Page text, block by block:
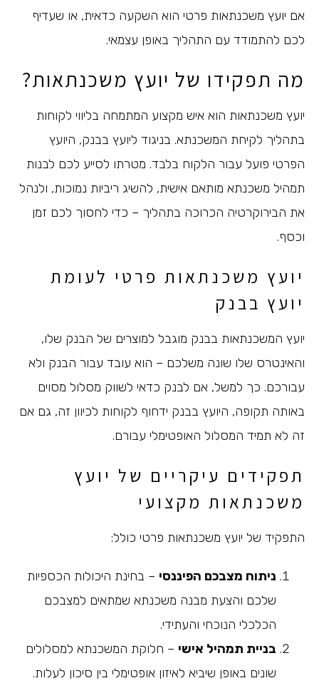
אם יועץ משכנתאות פרטי הוא השקעה כדאית, או שעדיף
לכם להתמודד עם התהליך באופן עצמאי.
מה תפקידו של יועץ משכנתאות?
יועץ משכנתאות הוא איש מקצוע המתמחה בליווי לקוחות
בתהליך לקיחת המשכנתא. בניגוד ליועץ בבנק, היועץ
הפרטי פועל עבור הלקוח בלבד. מטרתו לסייע לכם לבנות
תמהיל משכנתא מותאם אישית, להשיג ריביות נמוכות, ולנהל
את הבירוקרטיה הכרוכה בתהליך – כדי לחסוך לכם זמן
וכסף.
יועץ משכנתאות פרטי לעומת
יועץ בבנק
יועץ המשכנתאות בבנק מוגבל למוצרים של הבנק שלו,
והאינטרס שלו שונה משלכם – הוא עובד עבור הבנק ולא
עבורכם. כך למשל, אם לבנק כדאי לשווק מסלול מסוים
באותה תקופה, היועץ בבנק ידחוף לקוחות לכיוון זה, גם אם
זה לא תמיד המסלול האופטימלי עבורם.
תפקידים עיקריים של יועץ
משכנתאות מקצועי
התפקיד של יועץ משכנתאות פרטי כולל:
ניתוח מצבכם הפיננסי– בחינת היכולות הכספיות
שלכם והצעת מבנה משכנתא שמתאים למצבכם
הכלכלי הנוכחי והעתידי.
בניית תמהיל אישי– חלוקת המשכנתא למסלולים
שונים באופן שיביא לאיזון אופטימלי בין סיכון לעלות.